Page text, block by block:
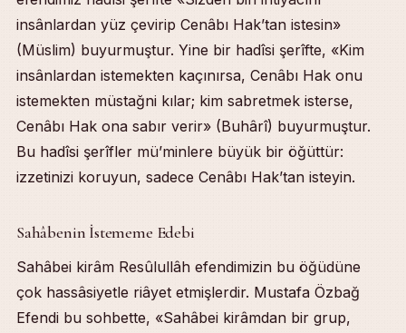
insânlardan yüz çevirip Cenâbı Hak’tan istesin»
(Müslim) buyurmuştur. Yine bir hadîsi şerîfte, «Kim
insânlardan istemekten kaçınırsa, Cenâbı Hak onu
istemekten müstağni kılar; kim sabretmek isterse,
Cenâbı Hak ona sabır verir» (Buhârî) buyurmuştur.
Bu hadîsi şerîfler mü’minlere büyük bir öğüttür:
izzetinizi koruyun, sadece Cenâbı Hak’tan isteyin.
Sahâbenin İstememe Edebi
Sahâbei kirâm Resûlullâh efendimizin bu öğüdüne
çok hassâsiyetle riâyet etmişlerdir. Mustafa Özbağ
Efendi bu sohbette, «Sahâbei kirâmdan bir grup,